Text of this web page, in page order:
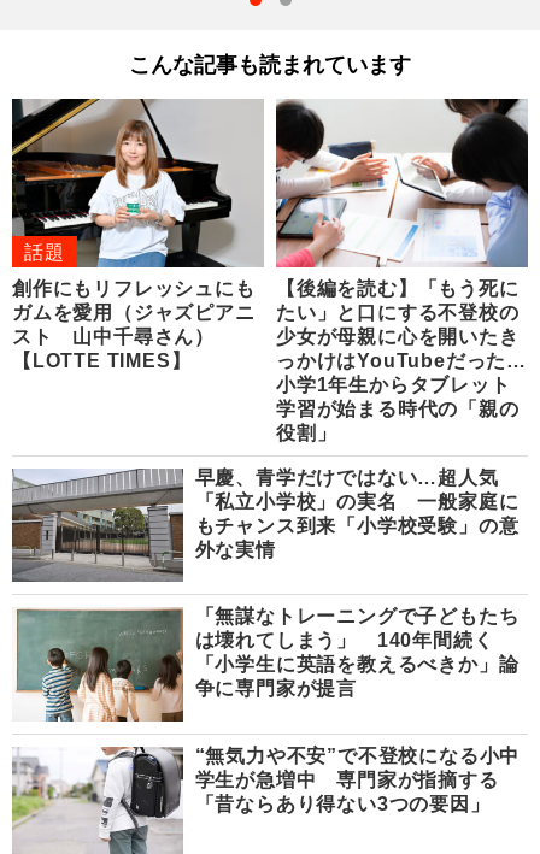
こんな記事も読まれています
話題
創作にもリフレッシュにも
ガムを愛用（ジャズピアニ
スト 山中千尋さん）
【LOTTE TIMES】
【後編を読む】「もう死に
たい」と口にする不登校の
少女が母親に心を開いたき
っかけはYouTubeだった…
小学1年生からタブレット
学習が始まる時代の「親の
役割」
早慶、青学だけではない…超人気
「私立小学校」の実名 一般家庭に
もチャンス到来「小学校受験」の意
外な実情
「無謀なトレーニングで子どもたち
は壊れてしまう」 140年間続く
「小学生に英語を教えるべきか」論
争に専門家が提言
“無気力や不安”で不登校になる小中
学生が急増中 専門家が指摘する
「昔ならあり得ない3つの要因」